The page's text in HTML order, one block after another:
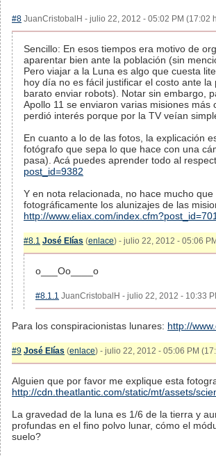
#8 JuanCristobalH - julio 22, 2012 - 05:02 PM (17:02
Sencillo: En esos tiempos era motivo de
aparentar bien ante la población (sin
Pero viajar a la Luna es algo que cuesta
hoy día no es fácil justificar el costo ante
barato enviar robots). Notar sin embargo,
Apollo 11 se enviaron varias misiones
perdió interés porque por la TV veían
En cuanto a lo de las fotos, la explicación
fotógrafo que sepa lo que hace con una
pasa). Acá puedes aprender todo al
post_id=9382
Y en nota relacionada, no hace mucho
fotográficamente los alunizajes de las
http://www.eliax.com/
#8.1 José Elías (enlace) - julio 22, 2012 - 05:06
o___Oo____o
#8.1.1 JuanCristobalH - julio 22, 2012 - 10:33
Para los conspiracionistas lunares: http://
#9 José Elías (enlace) - julio 22, 2012 - 05:06 PM
Alguien que por favor me explique esta
http://cdn.theatlantic.com/static/mt/assets/
La gravedad de la luna es 1/6 de la tierra y
profundas en el fino polvo lunar, cómo el
suelo?